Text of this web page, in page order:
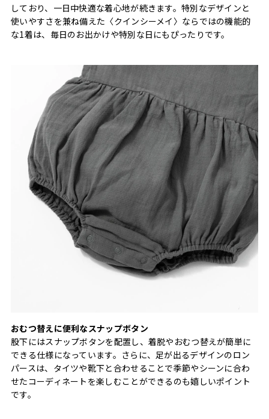
しており、一日中快適な着心地が続きます。特別なデザインと
使いやすさを兼ね備えた〈クインシーメイ〉ならではの機能的
な1着は、毎日のお出かけや特別な日にもぴったりです。
おむつ替えに便利なスナップボタン
股下にはスナップボタンを配置し、着脱やおむつ替えが簡単に
できる仕様になっています。さらに、足が出るデザインのロン
パースは、タイツや靴下と合わせることで季節やシーンに合わ
せたコーディネートを楽しむことができるのも嬉しいポイント
です。